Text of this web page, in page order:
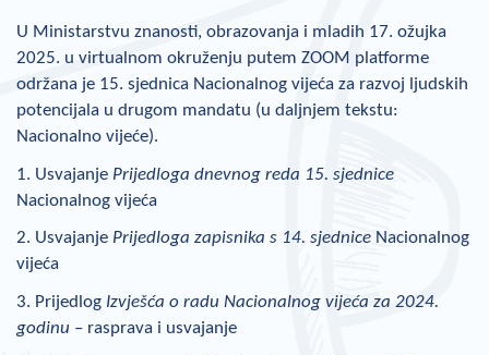
U Ministarstvu znanosti, obrazovanja i mladih 17. ožujka
2025. u virtualnom okruženju putem ZOOM platforme
održana je 15. sjednica Nacionalnog vijeća za razvoj ljudskih
potencijala u drugom mandatu (u daljnjem tekstu:
Nacionalno vijeće).
1. Usvajanje Prijedloga dnevnog reda 15. sjednice
Nacionalnog vijeća
2. Usvajanje Prijedloga zapisnika s 14. sjednice Nacionalnog
vijeća
3. Prijedlog Izvješća o radu Nacionalnog vijeća za 2024.
godinu – rasprava i usvajanje